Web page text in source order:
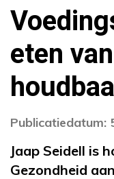
eten
Publicatiedatum:
Jaap Seidell is
Gezondheid